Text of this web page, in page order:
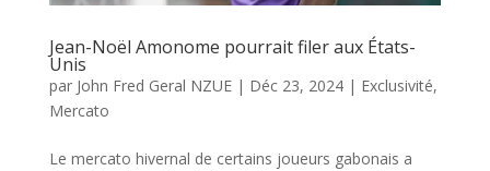
Jean-Noël Amonome pourrait filer aux États-
Unis
par John Fred Geral NZUE| Déc 23, 2024| Exclusivité,
Mercato
Le mercato hivernal de certains joueurs gabonais a